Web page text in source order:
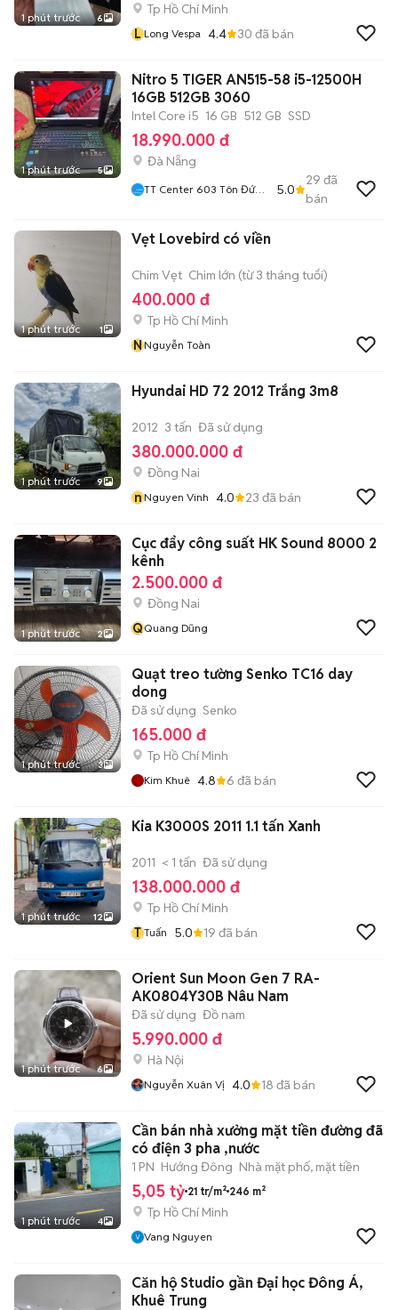
1 phút trước 6
Tp Hồ Chí Minh
L Long Vespa 4.4 30 đã bán
1 phút trước 5
Nitro 5 TIGER AN515-58 i5-12500H
16GB 512GB 3060
Intel Core i5 16 GB 512 GB SSD
18.990.000 đ
Đà Nẵng
TT Center 603 Tôn Đức
5.0
29 đã
bán
1 phút trước 1
Vẹt Lovebird có viền
Chim Vẹt Chim lớn (từ 3 tháng tuổi)
400.000 đ
Tp Hồ Chí Minh
NNguyễn Toàn
1 phút trước 9
Hyundai HD 72 2012 Trắng 3m8
2012 3 tấn Đã sử dụng
380.000.000 đ
Đồng Nai
nNguyen Vinh 4.0 23 đã bán
1 phút trước 2
Cục đẩy công suất HK Sound 8000 2
kênh
2.500.000 đ
Đồng Nai
QQuang Dũng
1 phút trước 3
Quạt treo tường Senko TC16 day
dong
Đã sử dụng Senko
165.000 đ
Tp Hồ Chí Minh
Kim Khuê 4.8 6 đã bán
1 phút trước 12
Kia K3000S 2011 1.1 tấn Xanh
2011 < 1 tấn Đã sử dụng
138.000.000 đ
Tp Hồ Chí Minh
T Tuấn 5.0 19 đã bán
1 phút trước 6
Orient Sun Moon Gen 7 RA-
AK0804Y30B Nâu Nam
Đã sử dụng Đồ nam
5.990.000 đ
Hà Nội
Nguyễn Xuân Vị 4.0 18 đã bán
1 phút trước 4
Cần bán nhà xưởng mặt tiền đường đã
có điện 3 pha ,nước
1 PN Hướng Đông Nhà mặt phố, mặt tiền
5,05 tỷ 21 tr/m² 246 m²
Tp Hồ Chí Minh
Vang Nguyen
Căn hộ Studio gần Đại học Đông Á,
Khuê Trung